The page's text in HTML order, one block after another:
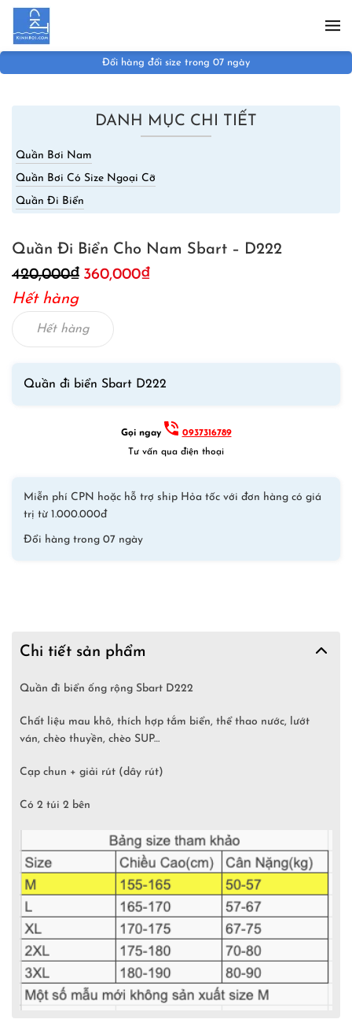
Skip to main content
Đổi hàng đổi size trong 07 ngày
DANH MỤC CHI TIẾT
Quần Bơi Nam
Quần Bơi Có Size Ngoại Cỡ
Quần Đi Biển
Quần Đi Biển Cho Nam Sbart – D222
420,000₫ Giá
là:
420,000₫.
360,000₫Giá
Hết hàng
Hết hàng
Quần đi biển Sbart D222
Gọi ngay
0937316789
Tư vấn qua điện thoại
Miễn phí CPN hoặc hỗ trợ ship Hỏa tốc với đơn hàng có giá
trị từ 1.000.000đ
Đổi hàng trong 07 ngày
Chi tiết sản phẩm
Quần đi biển ống rộng Sbart D222
Chất liệu mau khô, thích hợp tắm biển, thể thao nước, lướt
ván, chèo thuyền, chèo SUP…
Cạp chun + giải rút (dây rút)
Có 2 túi 2 bên